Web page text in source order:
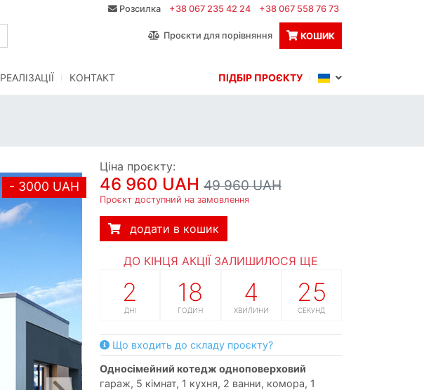
Розсилка +38 067 235 42 24 +38 067 558 76 73
Проєкти для порівняння КОШИК
РЕАЛІЗАЦІЇ КОНТАКТ ПІДБІР ПРОЄКТУ
- 3000 UAH
Ціна проєкту:
46 960 UAH 49 960 UAH
Проєкт доступний на замовлення
додати в кошик
ДО КІНЦЯ АКЦІЇ ЗАЛИШИЛОСЯ ЩЕ
2
ДНІ
18
ГОДИН
4
ХВИЛИНИ
24
СЕКУНД
Що входить до складу проєкту?
односімейний котедж одноповерховий
гараж, 5 кімнат, 1 кухня, 2 ванни, комора, 1